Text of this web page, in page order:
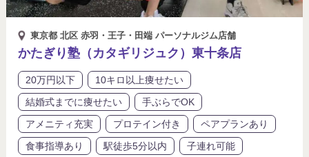
東京都 北区 赤羽・王子・田端 パーソナルジム店舗
かたぎり塾（カタギリジュク）東十条店
20万円以下
10キロ以上痩せたい
結婚式までに痩せたい
手ぶらでOK
アメニティ充実
プロテイン付き
ペアプランあり
食事指導あり
駅徒歩5分以内 子連れ可能